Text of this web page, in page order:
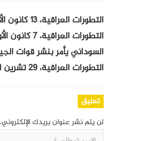
التطورات العراقية، 13 كانون الأول \ ديسمبر 2022
التطورات العراقية، 7 كانون الأول \ ديسمبر 2022
السوداني يأمر بنشر قوات
التطورات العراقية، 29 تشرين الثاني \ نوفمبر 2022
تعليق
لن يتم نشر عنوان بريدك الإلكتروني.